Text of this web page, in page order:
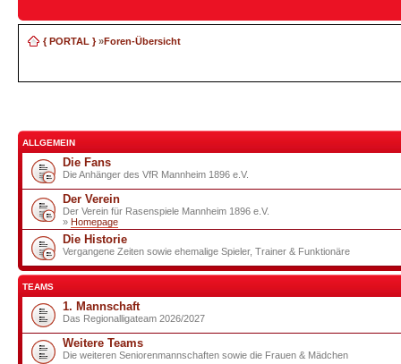
{ PORTAL }»Foren-Übersicht
ALLGEMEIN
Die Fans
Die Anhänger des VfR Mannheim 1896 e.V.
Der Verein
Der Verein für Rasenspiele Mannheim 1896 e.V.
» Homepage
Die Historie
Vergangene Zeiten sowie ehemalige Spieler, Trainer & Funktionäre
TEAMS
1. Mannschaft
Das Regionalligateam 2026/2027
Weitere Teams
Die weiteren Seniorenmannschaften sowie die Frauen & Mädchen